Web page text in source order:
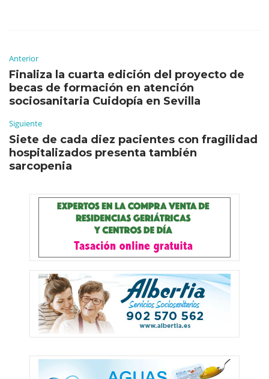
Anterior
Finaliza la cuarta edición del proyecto de
becas de formación en atención
sociosanitaria Cuidopía en Sevilla
Siguiente
Siete de cada diez pacientes con fragilidad
hospitalizados presenta también
sarcopenia